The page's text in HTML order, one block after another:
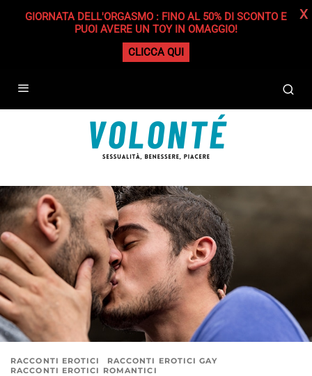
RACCONTI EROTICI
RACCONTI EROTICI GAY
RACCONTI EROTICI ROMANTICI
GIORNATA DELL'ORGASMO : FINO AL 50% DI SCONTO E
PUOI AVERE UN TOY IN OMAGGIO!
CLICCA QUI
X